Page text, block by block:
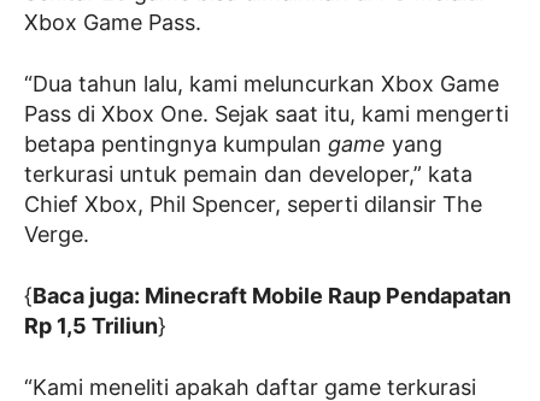
Xbox Game Pass.
“Dua tahun lalu, kami meluncurkan Xbox Game
Pass di Xbox One. Sejak saat itu, kami mengerti
betapa pentingnya kumpulan game yang
terkurasi untuk pemain dan developer,” kata
Chief Xbox, Phil Spencer, seperti dilansir The
Verge.
{Baca juga: Minecraft Mobile Raup Pendapatan
Rp 1,5 Triliun}
“Kami meneliti apakah daftar game terkurasi